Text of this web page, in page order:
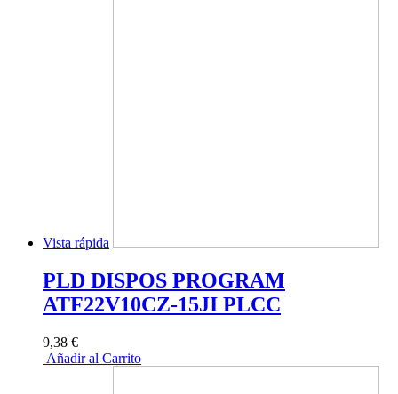
Vista rápida
PLD DISPOS PROGRAM
ATF22V10CZ-15JI PLCC
9,38 €
Añadir al Carrito